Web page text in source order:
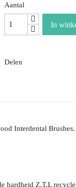
Aantal
In
Delen
Interdental
hardheid Z.T.L